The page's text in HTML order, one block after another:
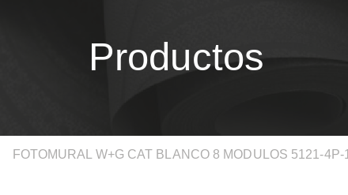
Productos
FOTOMURAL W+G CAT BLANCO 8 MODULOS 5121-4P-1